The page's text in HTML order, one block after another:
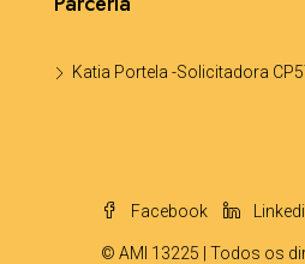
Katia Portela -Solicitadora
Facebook
© AMI 13225 | Todos os